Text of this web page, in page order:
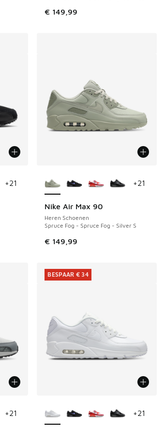
verlaagd van € 149,99 naar € 115,00
€ 149,99
+21
Nike Air Max 90
Heren Schoenen
Spruce Fog - Spruce Fog - Silver S
€ 149,99
+21
+21
+21
BESPAAR € 34